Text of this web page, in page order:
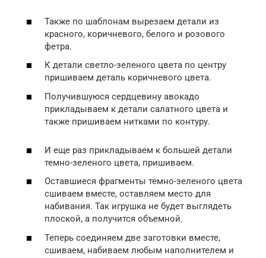
Также по шаблонам вырезаем детали из
красного, коричневого, белого и розового
фетра.
К детали светло-зеленого цвета по центру
пришиваем деталь коричневого цвета.
Получившуюся сердцевину авокадо
прикладываем к детали салатного цвета и
также пришиваем нитками по контуру.
И еще раз прикладываем к большей детали
темно-зеленого цвета, пришиваем.
Оставшиеся фрагменты темно-зеленого цвета
сшиваем вместе, оставляем место для
набивания. Так игрушка не будет выглядеть
плоской, а получится объемной.
Теперь соединяем две заготовки вместе,
сшиваем, набиваем любым наполнителем и